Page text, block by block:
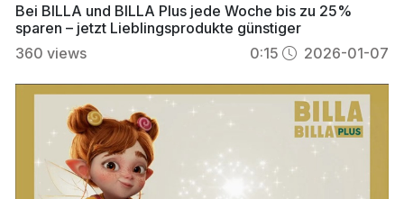
Bei BILLA und BILLA Plus jede Woche bis zu 25%
sparen – jetzt Lieblingsprodukte günstiger
360 views 0:15 2026-01-07